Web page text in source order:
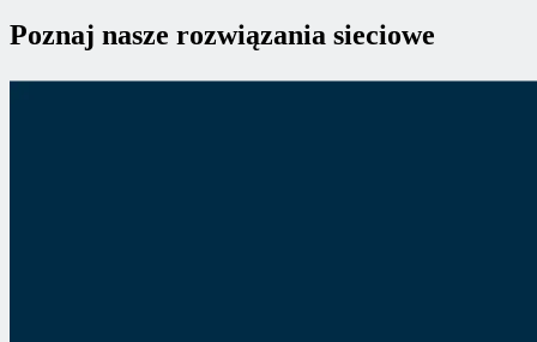
Poznaj nasze rozwiązania sieciowe